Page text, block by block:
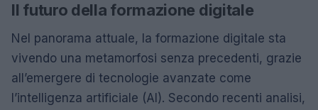
Il futuro della formazione digitale
Nel panorama attuale, la formazione digitale sta
vivendo una metamorfosi senza precedenti, grazie
all’emergere di tecnologie avanzate come
l’intelligenza artificiale (AI). Secondo recenti analisi,